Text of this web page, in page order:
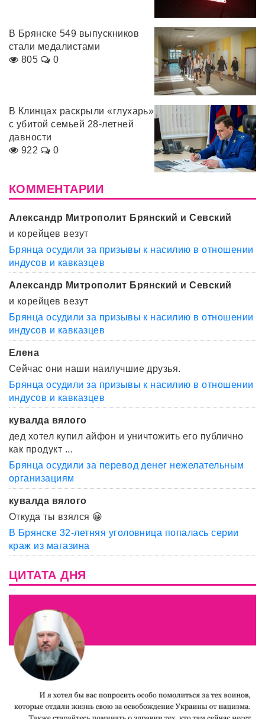
В Брянске 549 выпускников
стали медалистами
805
0
В Клинцах раскрыли «глухарь»
с убитой семьей 28-летней
давности
922
0
КОММЕНТАРИИ
Александр Митрополит Брянский и Севский
и корейцев везут
Брянца осудили за призывы к насилию в отношении
индусов и кавказцев
Александр Митрополит Брянский и Севский
и корейцев везут
Брянца осудили за призывы к насилию в отношении
индусов и кавказцев
Елена
Сейчас они наши наилучшие друзья.
Брянца осудили за призывы к насилию в отношении
индусов и кавказцев
кувалда вялого
дед хотел купил айфон и уничтожить его публично
как продукт ...
Брянца осудили за перевод денег нежелательным
организациям
кувалда вялого
Откуда ты взялся 😀
В Брянске 32-летняя уголовница попалась серии
краж из магазина
ЦИТАТА ДНЯ